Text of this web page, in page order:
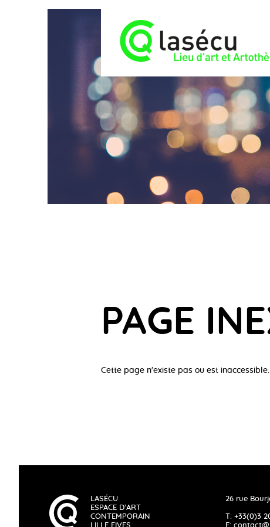
PAGE
Cette page n'existe pas ou est inaccessible.
LASÉCU
ESPACE D’ART
CONTEMPORAIN
LILLE FIVES
26 rue
T: +33(0)3
E: